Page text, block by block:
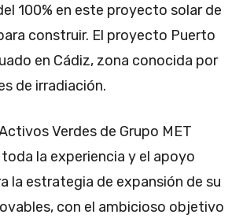
100% en este proyecto solar de
construir. El proyecto Puerto
en Cádiz, zona conocida por
de irradiación.
Verdes de Grupo MET
la experiencia y el apoyo
la estrategia de expansión de su
con el ambicioso objetivo